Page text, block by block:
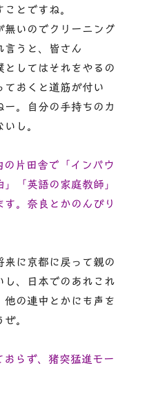
とですね。
無いのでクリーニング
言うと、皆さん
としてはそれをやるの
ておくと道筋が付い
ー。自分の手持ちのカ
し。
片田舎で「インバウ
「英語の家庭教師」
。奈良とかのんびり
来に京都に戻って親の
し、日本でのあれこれ
他の連中とかにも声を
。
らず、猪突猛進モー